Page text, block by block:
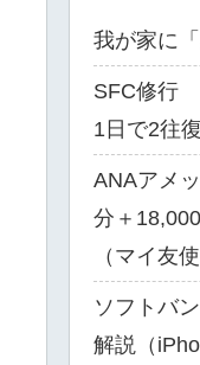
我が家に
SFC修行
1日で2往
ANAアメ
分＋
（マイ友
ソフトバ
解説（